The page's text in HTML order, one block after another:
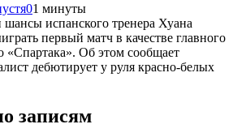
01 минуты
испанского тренера Хуана
первый матч в качестве главного
«Спартака». Об этом сообщает
дебютирует у руля красно-белых
записям